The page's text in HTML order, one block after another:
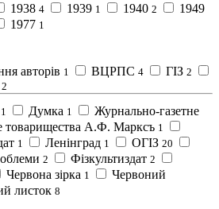
1938 4 1939 1 1940 2 1949
1977 1
авторів 1 ВЦРПС 4 ГІЗ 2
2
1 Думка 1
Журнально-газетне
товарищества А.Ф. Марксъ 1
1 Ленінград 1 ОГІЗ 20
2 Фізкультиздат 2
Червона зірка 1
Червоний
листок 8